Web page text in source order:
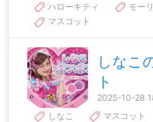
ハローキティ
モー
マスコット
しなこ
ト
2025-10-28
しなこ
マスコット